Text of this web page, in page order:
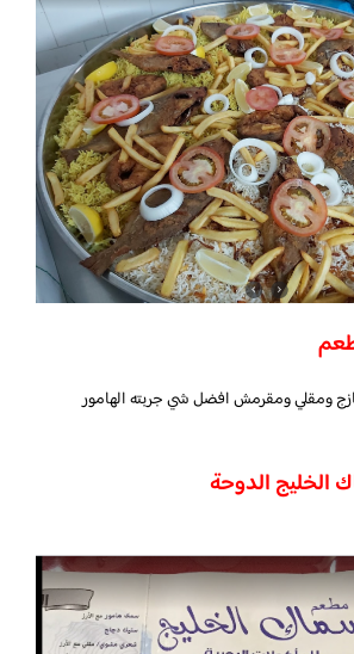
ومقلي ومقرمش افضل شي جربته الهامور
الخليج الدوحة